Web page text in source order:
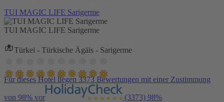
TUI MAGIC LIFE Sarigerme
TUI MAGIC LIFE Sarigerme
Türkei - Türkische Ägäis - Sarigerme
Für dieses Hotel liegen 3373 Bewertungen mit einer Zustimmung
von 98% vor (3373) 98%